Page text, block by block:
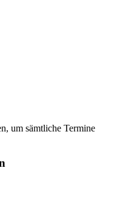
um sämtliche Termine